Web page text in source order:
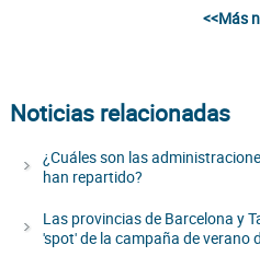
<<Más
Noticias relacionadas
¿Cuáles son las
han repartido?
Las provincias de Barcelona y
'spot' de la campaña de verano